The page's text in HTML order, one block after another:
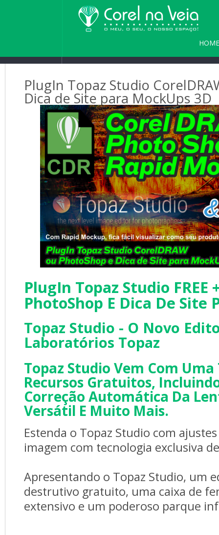
HOME
PlugIn Topaz Studio
Dica de Site para MockUps 3D
PlugIn Topaz Studio FREE
PhotoShop E Dica De Site
Topaz Studio - O Novo
Laboratórios Topaz
Topaz Studio Vem Com Uma
Recursos Gratuitos,
Correção Automática Da
Versátil E Muito Mais.
Estenda o Topaz Studio com
imagem com tecnologia exclusiva
Apresentando o Topaz Studio, um
destrutivo gratuito, uma caixa de
extensivo e um poderoso parque